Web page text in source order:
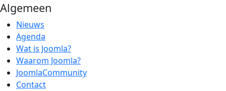
Algemeen
Nieuws
Agenda
Wat is Joomla?
Waarom Joomla?
JoomlaCommunity
Contact